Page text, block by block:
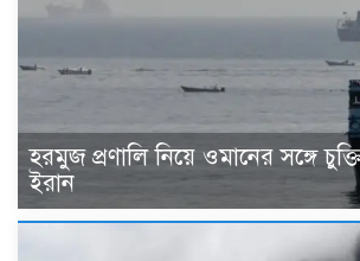
হরমুজ প্রণালি নিয়ে ওমানের সঙ্গে
ইরান